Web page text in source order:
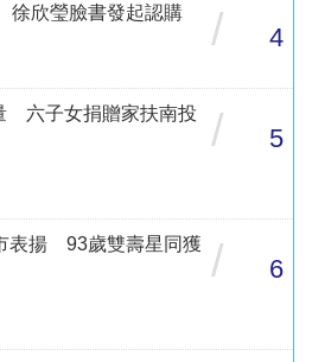
欣瑩臉書發起認購
/ 4
六子女捐贈家扶南投
/ 5
表揚 93歲雙壽星同獲 / 6